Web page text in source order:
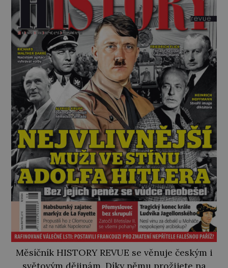
Měsíčník HISTORY REVUE se věnuje českým i
světovým dějinám. Díky němu prožijete na